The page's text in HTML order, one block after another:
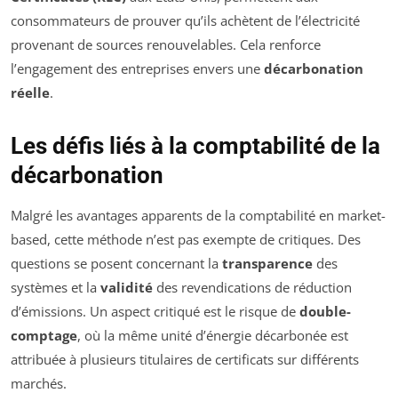
consommateurs de prouver qu’ils achètent de l’électricité
provenant de sources renouvelables. Cela renforce
l’engagement des entreprises envers une décarbonation
réelle.
Les défis liés à la comptabilité de la
décarbonation
Malgré les avantages apparents de la comptabilité en market-
based, cette méthode n’est pas exempte de critiques. Des
questions se posent concernant la transparence des
systèmes et la validité des revendications de réduction
d’émissions. Un aspect critiqué est le risque de double-
comptage, où la même unité d’énergie décarbonée est
attribuée à plusieurs titulaires de certificats sur différents
marchés.